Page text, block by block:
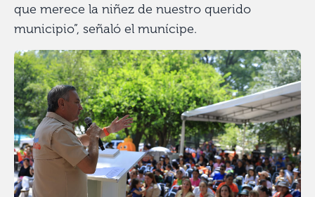
que merece la niñez de nuestro querido
municipio”, señaló el munícipe.